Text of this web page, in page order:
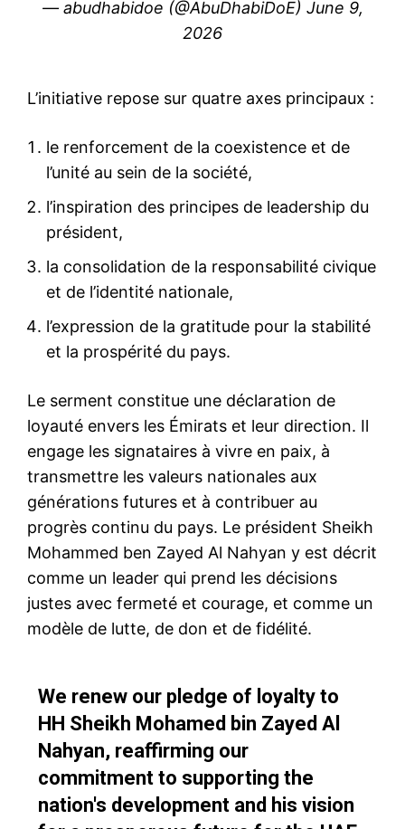
— abudhabidoe (@AbuDhabiDoE) June 9,
2026
L’initiative repose sur quatre axes principaux :
le renforcement de la coexistence et de
l’unité au sein de la société,
l’inspiration des principes de leadership du
président,
la consolidation de la responsabilité civique
et de l’identité nationale,
l’expression de la gratitude pour la stabilité
et la prospérité du pays.
Le serment constitue une déclaration de
loyauté envers les Émirats et leur direction. Il
engage les signataires à vivre en paix, à
transmettre les valeurs nationales aux
générations futures et à contribuer au
progrès continu du pays. Le président Sheikh
Mohammed ben Zayed Al Nahyan y est décrit
comme un leader qui prend les décisions
justes avec fermeté et courage, et comme un
modèle de lutte, de don et de fidélité.
We renew our pledge of loyalty to
HH Sheikh Mohamed bin Zayed Al
Nahyan, reaffirming our
commitment to supporting the
nation's development and his vision